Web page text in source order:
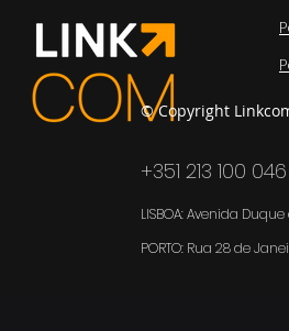
© Copyright
+351 213 100 046
LISBOA: Avenida
PORTO: Rua 28 de